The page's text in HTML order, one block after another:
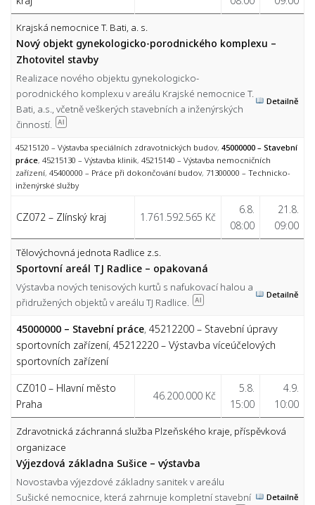
Krajská nemocnice T. Bati, a. s.
Nový objekt gynekologicko-porodnického komplexu –
Zhotovitel stavby
Realizace nového objektu gynekologicko-
porodnického komplexu v areálu Krajské nemocnice T.
Bati, a.s., včetně veškerých stavebních a inženýrských
činností.
AI
Detailně
45215120 – Výstavba speciálních zdravotnických budov, 45000000 – Stavební
práce, 45215130 – Výstavba klinik, 45215140 – Výstavba nemocničních
zařízení, 45400000 – Práce při dokončování budov, 71300000 – Technicko-
inženýrské služby
CZ072 – Zlínský kraj 1.761.592.565 Kč
6.8.
08:00
21.8.
09:00
Tělovýchovná jednota Radlice z.s.
Sportovní areál TJ Radlice – opakovaná
Výstavba nových tenisových kurtů s nafukovací halou a
přidružených objektů v areálu TJ Radlice.
AI
Detailně
45000000 – Stavební práce, 45212200 – Stavební úpravy
sportovních zařízení, 45212220 – Výstavba víceúčelových
sportovních zařízení
CZ010 – Hlavní město
Praha
46.200.000 Kč
5.8.
15:00
4.9.
10:00
Zdravotnická záchranná služba Plzeňského kraje, příspěvková
organizace
Výjezdová základna Sušice – výstavba
Novostavba výjezdové základny sanitek v areálu
Sušické nemocnice, která zahrnuje kompletní stavební
Detailně